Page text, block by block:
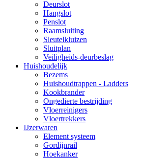
Deurslot
Hangslot
Penslot
Raamsluiting
Sleutelkluizen
Sluitplan
Veiligheids-deurbeslag
Huishoudelijk
Bezems
Huishoudtrappen - Ladders
Kookbrander
Ongedierte bestrijding
Vloerreinigers
Vloertrekkers
IJzerwaren
Element systeem
Gordijnrail
Hoekanker